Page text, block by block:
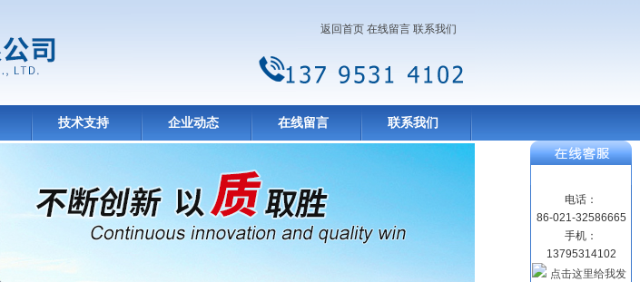
返回首页 在线留言 联系我们
技术支持 企业动态 在线留言 联系我们
电话：
86-021-32586665
手机：
13795314102